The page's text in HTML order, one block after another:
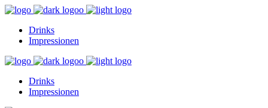
Drinks
Impressionen
Drinks
Impressionen